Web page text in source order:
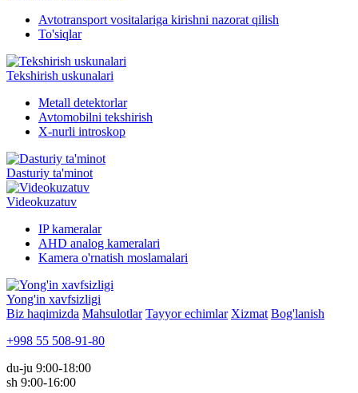
Avtotransport vositalariga kirishni nazorat qilish
To'siqlar
Tekshirish uskunalari
Metall detektorlar
Avtomobilni tekshirish
X-nurli introskop
Dasturiy ta'minot
Videokuzatuv
IP kameralar
AHD analog kameralari
Kamera o'rnatish moslamalari
Yong'in xavfsizligi
Biz haqimizda Mahsulotlar Tayyor echimlar Xizmat Bog'lanish
+998 55 508-91-80
du-ju 9:00-18:00
sh 9:00-16:00